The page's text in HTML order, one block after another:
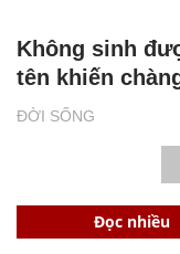
ĐỜI SỐNG
Không sinh
tên khiến
Đọc nhiều